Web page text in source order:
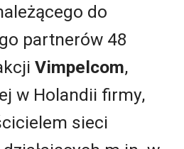
do
partnerów 48
Vimpelcom,
w Holandii firmy,
sieci